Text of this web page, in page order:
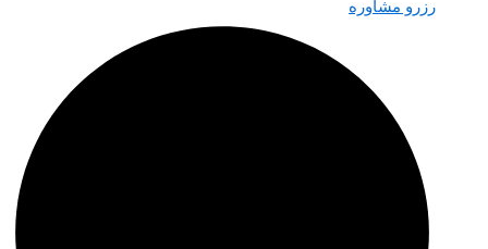
رزرو مشاوره